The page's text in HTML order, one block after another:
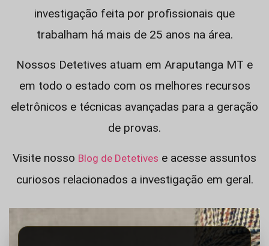
investigação feita por profissionais que
trabalham há mais de 25 anos na área.
Nossos Detetives atuam em Araputanga MT e
em todo o estado com os melhores recursos
eletrônicos e técnicas avançadas para a geração
de provas.
Visite nosso Blog de Detetives e acesse assuntos
curiosos relacionados a investigação em geral.